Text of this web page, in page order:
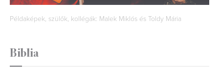
Példaképek, szülők, kollégák: Malek Miklós és Toldy Mária
Biblia